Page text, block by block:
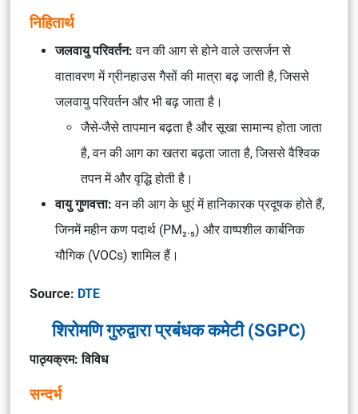
निहितार्थ
जलवायु परिवर्तन:वन की आग से होने वाले उत्सर्जन से
वातावरण में ग्रीनहाउस गैसों की मात्रा बढ़ जाती है, जिससे
जलवायु परिवर्तन और भी बढ़ जाता है।
जैसे-जैसे तापमान बढ़ता है और सूखा सामान्य होता जाता
है, वन की आग का खतरा बढ़ता जाता है, जिससे वैश्विक
तपन में और वृद्धि होती है।
वायु गुणवत्ता: वन की आग के धुएं में हानिकारक प्रदूषक होते हैं,
जिनमें महीन कण पदार्थ (PM₂.₅) और वाष्पशील कार्बनिक
यौगिक (VOCs) शामिल हैं।
Source: DTE
शिरोमणि गुरुद्वारा प्रबंधक कमेटी (SGPC)
पाठ्यक्रम: विविध
सन्दर्भ